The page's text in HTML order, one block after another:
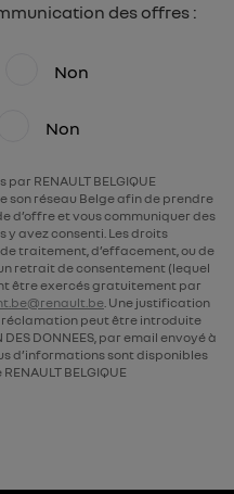
des offres :
Non
Non
RENAULT BELGIQUE
son réseau Belge afin de prendre
d’offre et vous communiquer des
y avez consenti. Les droits
traitement, d’effacement, ou de
retrait de consentement (lequel
être exercés gratuitement par
. Une justification
réclamation peut être introduite
DES DONNEES, par email envoyé à
d’informations sont disponibles
RENAULT BELGIQUE